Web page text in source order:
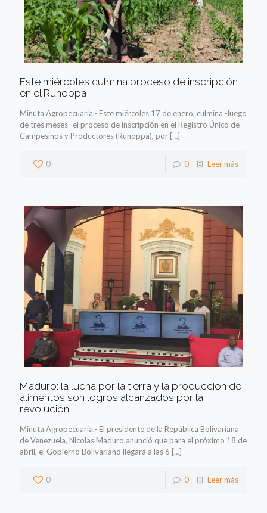
Este miércoles culmina proceso de inscripción
en el Runoppa
Minuta Agropecuaria.- Este miércoles 17 de enero, culmina -luego
de tres meses- el proceso de inscripción en el Registro Único de
Campesinos y Productores (Runoppa), por […]
0 0 Leer más
Maduro: la lucha por la tierra y la producción de
alimentos son logros alcanzados por la
revolución
Minuta Agropecuaria.- El presidente de la República Bolivariana
de Venezuela, Nicolas Maduro anunció que para el próximo 18 de
abril, el Gobierno Bolivariano llegará a las 6 […]
0 0 Leer más